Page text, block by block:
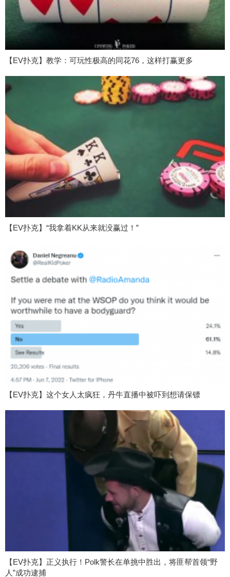
【EV扑克】教学：可玩性极高的同花76，这样打赢更多
【EV扑克】“我拿着KK从来就没赢过！”
【EV扑克】这个女人太疯狂，丹牛直播中被吓到想请保镖
【EV扑克】正义执行！Polk警长在单挑中胜出，将匪帮首领“野
人”成功逮捕